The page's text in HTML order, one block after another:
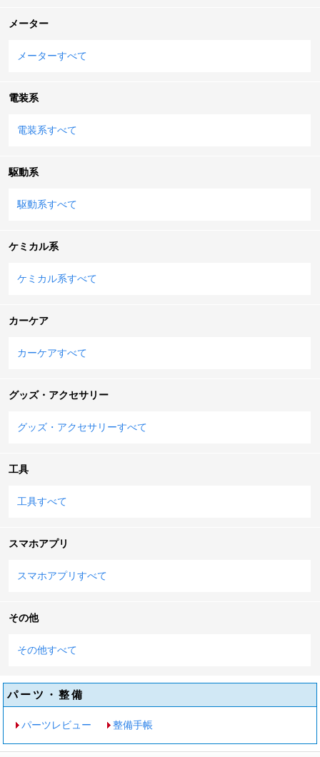
メーター
メーターすべて
電装系
電装系すべて
駆動系
駆動系すべて
ケミカル系
ケミカル系すべて
カーケア
カーケアすべて
グッズ・アクセサリー
グッズ・アクセサリーすべて
工具
工具すべて
スマホアプリ
スマホアプリすべて
その他
その他すべて
パーツ・整備
パーツレビュー 整備手帳